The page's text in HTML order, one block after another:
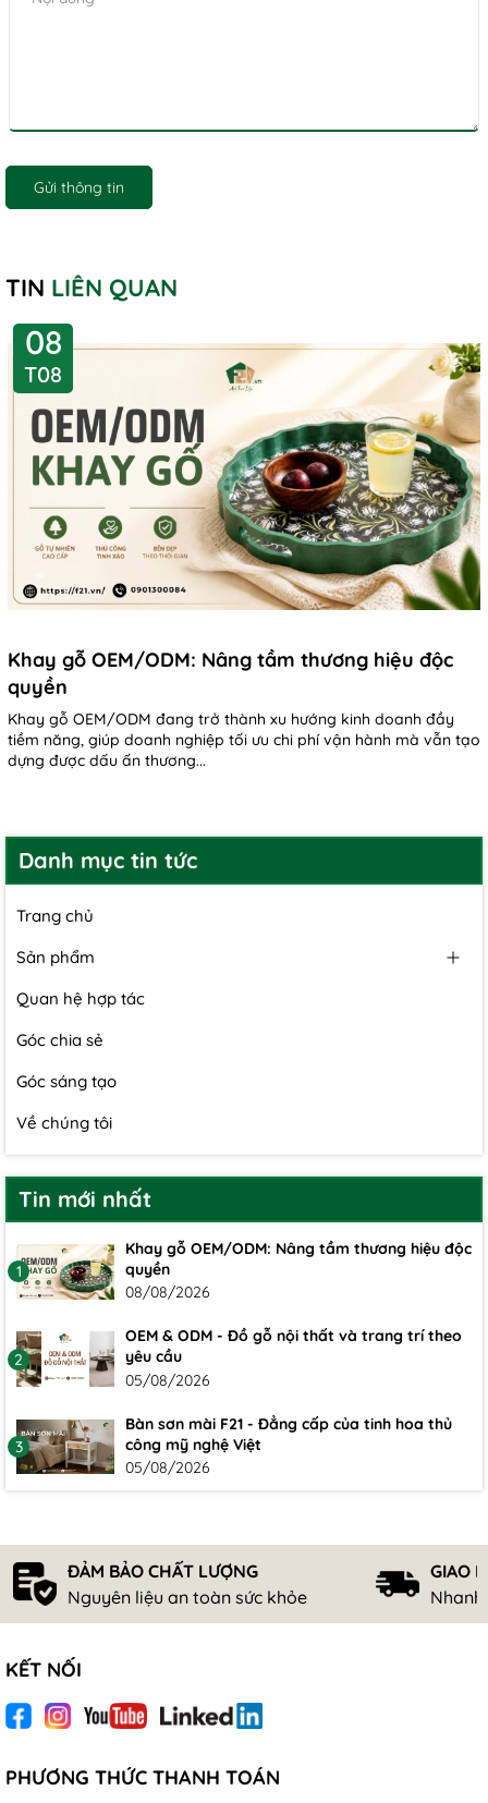
Gửi thông tin
TIN LIÊN QUAN
08
T08
Khay gỗ OEM/ODM: Nâng tầm thương hiệu độc
quyền
Khay gỗ OEM/ODM đang trở thành xu hướng kinh doanh đầy
tiềm năng, giúp doanh nghiệp tối ưu chi phí vận hành mà vẫn tạo
dựng được dấu ấn thương...
Danh mục tin tức
Trang chủ
Sản phẩm
Quan hệ hợp tác
Góc chia sẻ
Góc sáng tạo
Về chúng tôi
Tin mới nhất
1
Khay gỗ OEM/ODM: Nâng tầm thương hiệu độc
quyền
08/08/2026
2
OEM & ODM - Đồ gỗ nội thất và trang trí theo
yêu cầu
05/08/2026
3
Bàn sơn mài F21 - Đẳng cấp của tinh hoa thủ
công mỹ nghệ Việt
05/08/2026
ĐẢM BẢO CHẤT LƯỢNG
Nguyên liệu an toàn sức khỏe
GIAO
KẾT NỐI
PHƯƠNG THỨC THANH TOÁN